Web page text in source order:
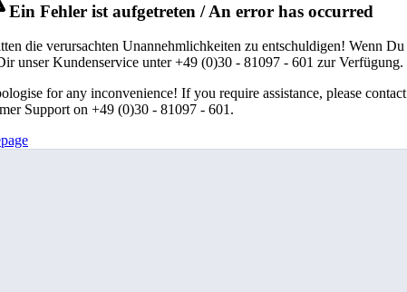
Ein Fehler ist aufgetreten / An error has occurred
die verursachten Unannehmlichkeiten zu entschuldigen! Wenn
unser Kundenservice unter +49 (0)30 - 81097 - 601 zur Verfügung.
for any inconvenience! If you require assistance, please
Support on +49 (0)30 - 81097 - 601.